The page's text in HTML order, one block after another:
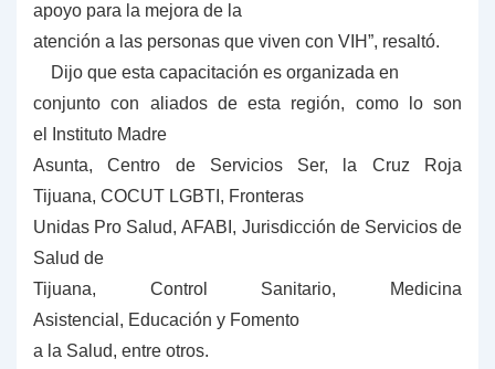
apoyo para la mejora de la
atención a las personas que viven con VIH”, resaltó.
Dijo que esta capacitación es organizada en
conjunto con aliados de esta región, como lo son
el Instituto Madre
Asunta, Centro de Servicios Ser, la Cruz Roja
Tijuana, COCUT LGBTI, Fronteras
Unidas Pro Salud, AFABI, Jurisdicción de Servicios de
Salud de
Tijuana, Control Sanitario, Medicina
Asistencial, Educación y Fomento
a la Salud, entre otros.